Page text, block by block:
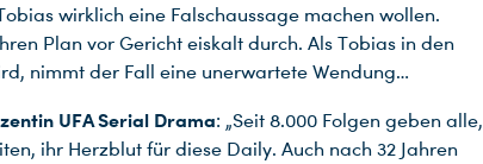
wirklich eine Falschaussage machen wollen.
Plan vor Gericht eiskalt durch. Als Tobias in den
nimmt der Fall eine unerwartete Wendung…
UFA Serial Drama: „Seit 8.000 Folgen geben alle,
ihr Herzblut für diese Daily. Auch nach 32 Jahren